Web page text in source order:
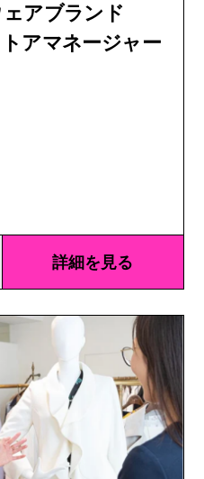
アブランド
アマネージャー
詳細を見る